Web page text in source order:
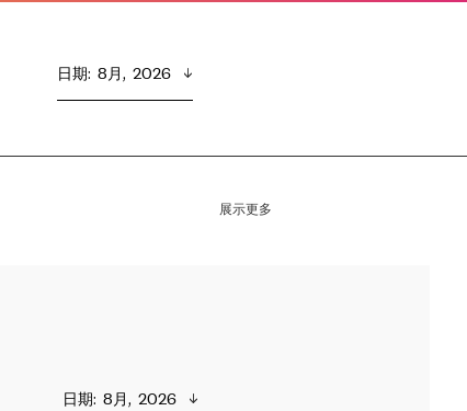
日期: 8月,  2026
展示更多
日期: 8月,  2026